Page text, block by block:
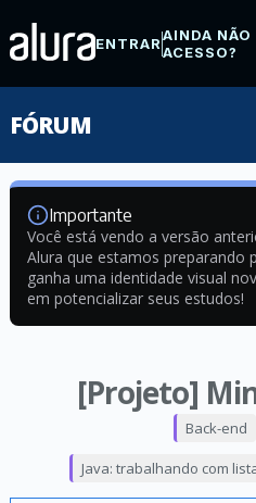
ENTRARAINDA NÃO
ACESSO?
FÓRUM
Importante
Você está vendo a versão
Alura que estamos preparando
ganha uma identidade visual
em potencializar seus estudos!
[Projeto]
Back-end
Java: trabalhando com